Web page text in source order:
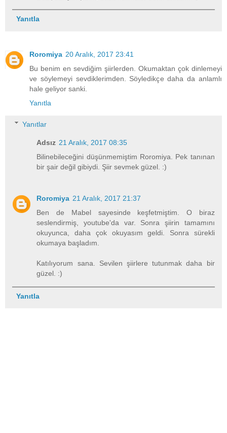
Yanıtla
Roromiya 20 Aralık, 2017 23:41
Bu benim en sevdiğim şiirlerden. Okumaktan çok dinlemeyi
ve söylemeyi sevdiklerimden. Söyledikçe daha da anlamlı
hale geliyor sanki.
Yanıtla
Yanıtlar
Adsız 21 Aralık, 2017 08:35
Bilinebileceğini düşünmemiştim Roromiya. Pek tanınan
bir şair değil gibiydi. Şiir sevmek güzel. :)
Roromiya 21 Aralık, 2017 21:37
Ben de Mabel sayesinde keşfetmiştim. O biraz
seslendirmiş, youtube'da var. Sonra şiirin tamamını
okuyunca, daha çok okuyasım geldi. Sonra sürekli
okumaya başladım.
Katılıyorum sana. Sevilen şiirlere tutunmak daha bir
güzel. :)
Yanıtla